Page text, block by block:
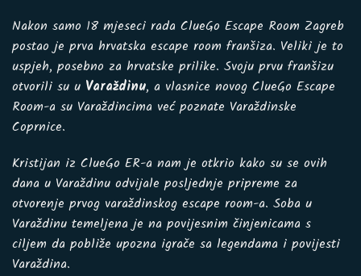
Nakon samo 18 mjeseci rada ClueGo Escape Room Zagreb
postao je prva hrvatska escape room franšiza. Veliki je to
uspjeh, posebno za hrvatske prilike. Svoju prvu franšizu
otvorili su u Varaždinu, a vlasnice novog ClueGo Escape
Room-a su Varaždincima već poznate Varaždinske
Coprnice.
Kristijan iz ClueGo ER-a nam je otkrio kako su se ovih
dana u Varaždinu odvijale posljednje pripreme za
otvorenje prvog varaždinskog escape room-a. Soba u
Varaždinu temeljena je na povijesnim činjenicama s
ciljem da pobliže upozna igrače sa legendama i povijesti
Varaždina.